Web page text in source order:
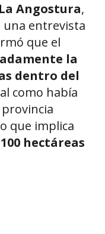
Angostura,
una entrevista
que el
la
dentro del
como había
que implica
100 hectáreas